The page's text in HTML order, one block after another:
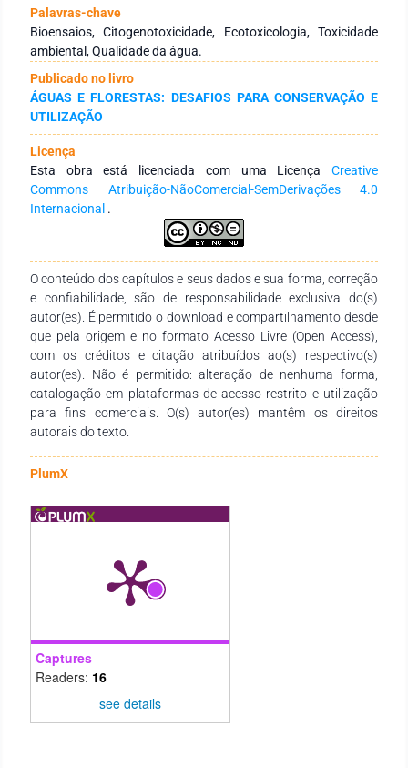
ecotoxicológicos que utilizam a cebola (Allium cepa) são
reconhecidos como bioensaio eficiente para detecção de
agentes citogenotóxicos. As principais vantagens do uso
desse bioensaio são a sua alta sensibilidade, boa correlação
com outros sistemas, fácil manuseio e baixo custo. O teste
com A. cepa é validado pelo Programa Internacional de
Segurança Química e pelo Programa Ambiental das Nações
Unidas, como um eficiente teste para análise e
monitoramento da genotoxicidade de substâncias
ambientais. Neste capítulo, pretende-se mostrar algumas
aplicações do sistema A. cepa para avaliação da qualidade
das águas superficiais usando diferentes biomarcadores
dessa espécie indicadora, tais como: toxicidade,
Palavras-chave
Bioensaios, Citogenotoxicidade, Ecotoxicologia, Toxicidade
ambiental, Qualidade da água.
Publicado no livro
ÁGUAS E FLORESTAS: DESAFIOS PARA CONSERVAÇÃO E
UTILIZAÇÃO
Licença
Esta obra está licenciada com uma Licença Creative
Commons Atribuição-NãoComercial-SemDerivações 4.0
Internacional .
O conteúdo dos capítulos e seus dados e sua forma, correção
e confiabilidade, são de responsabilidade exclusiva do(s)
autor(es). É permitido o download e compartilhamento desde
que pela origem e no formato Acesso Livre (Open Access),
com os créditos e citação atribuídos ao(s) respectivo(s)
autor(es). Não é permitido: alteração de nenhuma forma,
catalogação em plataformas de acesso restrito e utilização
para fins comerciais. O(s) autor(es) mantêm os direitos
autorais do texto.
PlumX
Captures
Readers: 16
see details